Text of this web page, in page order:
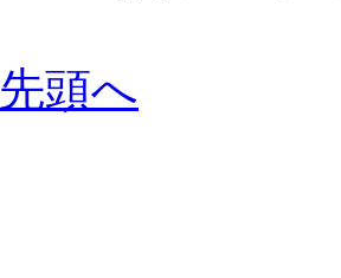
頭へ